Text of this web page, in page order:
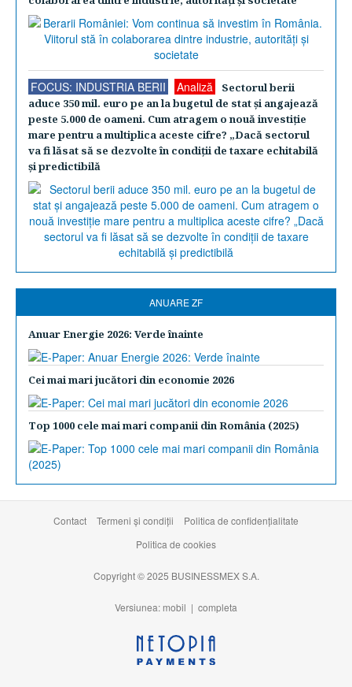
FOCUS: INDUSTRIA BERII Analiză
Sectorul berii
aduce 350 mil. euro pe an la bugetul de stat şi angajează
peste 5.000 de oameni. Cum atragem o nouă investiţie
mare pentru a multiplica aceste cifre? „Dacă sectorul
va fi lăsat să se dezvolte în condiţii de taxare echitabilă
şi predictibilă
ANUARE ZF
Anuar Energie 2026: Verde înainte
Cei mai mari jucători din economie 2026
Top 1000 cele mai mari companii din România (2025)
Contact Termeni şi condiţii
Politica de confidențialitate
Politica de cookies
Copyright © 2025 BUSINESSMEX S.A.
Versiunea: mobil | completa